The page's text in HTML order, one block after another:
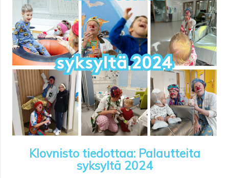
Klovnisto tiedottaa: Palautteita
syksyltä 2024